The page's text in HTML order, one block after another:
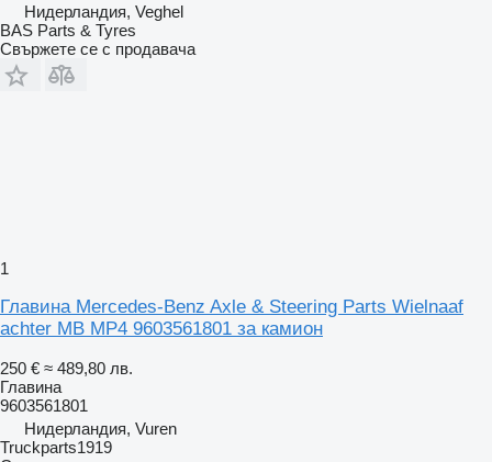
Нидерландия, Veghel
BAS Parts & Tyres
Свържете се с продавача
1
Главина Mercedes-Benz Axle & Steering Parts Wielnaaf
achter MB MP4 9603561801 за камион
250 € ≈ 489,80 лв.
Главина
9603561801
Нидерландия, Vuren
Truckparts1919